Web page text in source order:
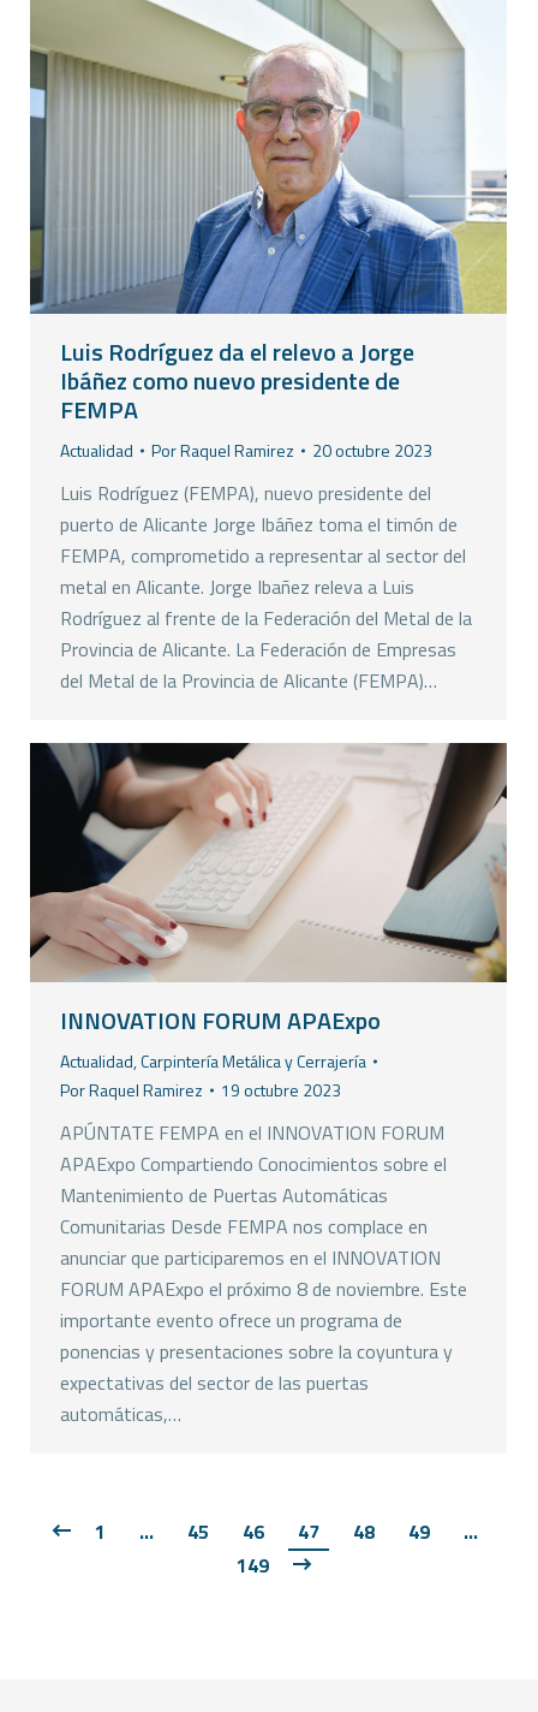
Luis Rodríguez da el relevo a Jorge
Ibáñez como nuevo presidente de
FEMPA
Actualidad PorRaquel Ramirez 20 octubre 2023
Luis Rodríguez (FEMPA), nuevo presidente del
puerto de Alicante Jorge Ibáñez toma el timón de
FEMPA, comprometido a representar al sector del
metal en Alicante. Jorge Ibañez releva a Luis
Rodríguez al frente de la Federación del Metal de la
Provincia de Alicante. La Federación de Empresas
del Metal de la Provincia de Alicante (FEMPA)…
INNOVATION FORUM APAExpo
Actualidad,Carpintería Metálica y Cerrajería
PorRaquel Ramirez 19 octubre 2023
APÚNTATE FEMPA en el INNOVATION FORUM
APAExpo Compartiendo Conocimientos sobre el
Mantenimiento de Puertas Automáticas
Comunitarias Desde FEMPA nos complace en
anunciar que participaremos en el INNOVATION
FORUM APAExpo el próximo 8 de noviembre. Este
importante evento ofrece un programa de
ponencias y presentaciones sobre la coyuntura y
expectativas del sector de las puertas
automáticas,…
1 … 45 46 47 48 49
…
149